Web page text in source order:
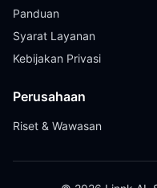
Panduan
Syarat Layanan
Kebijakan Privasi
Perusahaan
Riset & Wawasan